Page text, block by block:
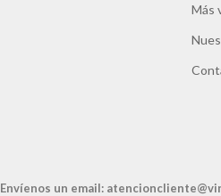
Más
Envíenos un email: